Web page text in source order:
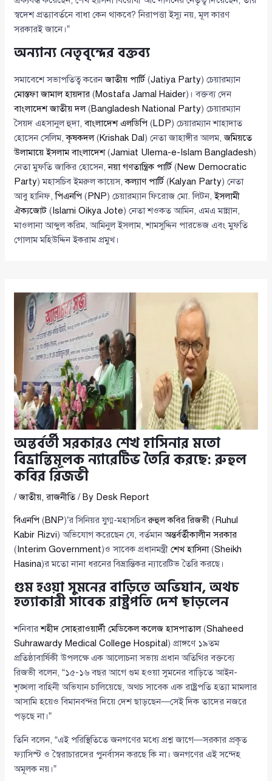
স্বদেশ প্রত্যাবর্তনে বাধা কেন থাকবে? নিরাপত্তা ইস্যু নয়, মূল কারণ
সরকারই জানে।”
অন্যান্য নেতৃবৃন্দের বক্তব্য
সমাবেশে সভাপতিত্ব করেনজাতীয় পার্টি (Jatiya Party) চেয়ারম্যান
মোস্তফা জামাল হায়দার (Mostafa Jamal Haider)। বক্তব্য দেন
বাংলাদেশ জাতীয় দল(Bangladesh National Party) চেয়ারম্যান
সৈয়দ এহসানুল হুদা,বাংলাদেশ এলডিপি (LDP) চেয়ারম্যান শাহাদাত
হোসেন সেলিম,কৃষকদল(Krishak Dal ) নেতা জাহাঙ্গীর আলম,জমিয়তে
উলামায়ে ইসলাম বাংলাদেশ(Jamiat Ulema-e-Islam Bangladesh)
নেতা মুফতি জাকির হোসেন,নয়া গণতান্ত্রিক পার্টি (New Democratic
Party) মহাসচিব ইমরুল কায়েস,কল্যাণ পার্টি (Kalyan Party) নেতা
আবু হানিফ,পিএনপি ( PNP) চেয়ারম্যান ফিরোজ মো. লিটন,ইসলামী
ঐক্যজোট ( Islami Oikya Jote) নেতা শওকত আমিন, এমএ মান্নান,
মাওলানা আব্দুল করিম, আমিনুল ইসলাম, শামসুদ্দিন পারভেজ এবং মুফতি
গোলাম মহিউদ্দিন ইকরাম প্রমুখ।
অন্তর্বর্তী সরকারও শেখ হাসিনার মতো
বিভ্রান্তিমূলক ন্যারেটিভ তৈরি করছে: রুহুল
কবির রিজভী
/জাতীয়,রাজনীতি/ By Desk Report
বিএনপি (BNP)’র সিনিয়র যুগ্ম-মহাসচিবরুহুল কবির রিজভী ( Ruhul
Kabir Rizvi) অভিযোগ করেছেন যে, বর্তমানঅন্তর্বর্তীকালীন সরকার
( Interim Government)ও সাবেক প্রধানমন্ত্রীশেখ হাসিনা(Sheikh
Hasina)র মতো নানা ধরনের বিভ্রান্তিকর ন্যারেটিভ তৈরি করছে।
গুম হওয়া সুমনের বাড়িতে অভিযান, অথচ
হত্যাকারী সাবেক রাষ্ট্রপতি দেশ ছাড়লেন
শনিবারশহীদ সোহরাওয়ার্দী মেডিকেল কলেজ হাসপাতাল(Shaheed
Suhrawardy Medical College Hospital ) প্রাঙ্গণে ১৯তম
প্রতিষ্ঠাবার্ষিকী উপলক্ষে এক আলোচনা সভায় প্রধান অতিথির বক্তব্যে
রিজভী বলেন, “১৫-১৬ বছর আগে গুম হওয়া সুমনের বাড়িতে আইন-
শৃঙ্খলা বাহিনী অভিযান চালিয়েছে, অথচ সাবেক এক রাষ্ট্রপতি হত্যা মামলার
আসামি হয়েও বিমানবন্দর দিয়ে দেশ ছাড়ছেন—সেই দিক তাদের নজরে
পড়ছে না।”
তিনি বলেন, “এই পরিস্থিতিতে জনগণের মধ্যে প্রশ্ন জাগে—সরকার প্রকৃত
ফ্যাসিস্ট ও স্বৈরাচারদের পুনর্বাসন করছে কি না। জনগণের এই সন্দেহ
অমূলক নয়।”